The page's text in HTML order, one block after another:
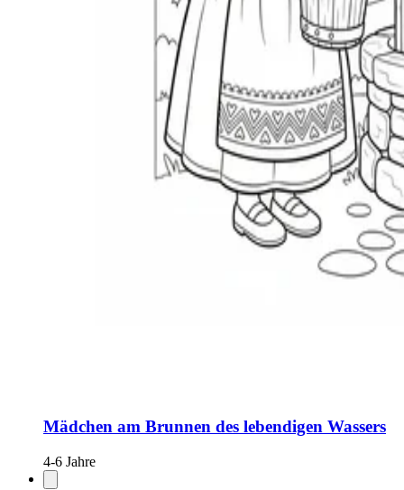
Mädchen am Brunnen des lebendigen Wassers
4-6 Jahre